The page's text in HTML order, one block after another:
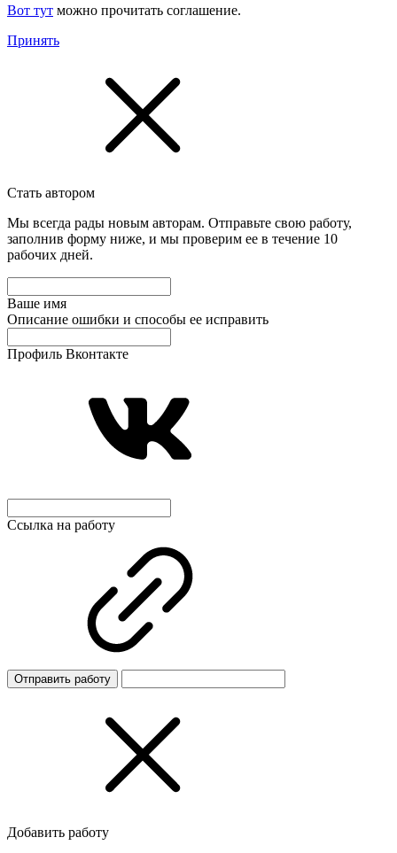
Вот тут можно прочитать соглашение.
Принять
Стать автором
Мы всегда рады новым авторам. Отправьте свою работу,
заполнив форму ниже, и мы проверим ее в течение 10
рабочих дней.
Ваше имя
Описание ошибки и способы ее исправить
Профиль Вконтакте
Ссылка на работу
Отправить работу
Добавить работу